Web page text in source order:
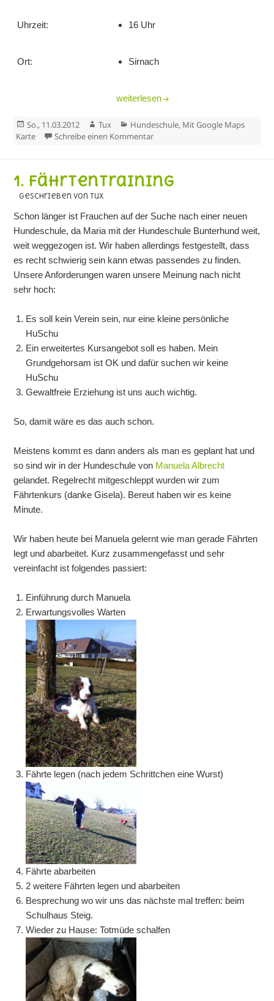
Uhrzeit: 16 Uhr
Ort: Sirnach
Fährtenprotokoll 002
weiterlesen
Veröffentlicht
am
So., 11.03.2012 Autor
Tux Kategorien
Hundeschule, Mit Google Maps
Karte
Schreibe einen Kommentarzu Fährtenprotokoll 002
1. Fährtentraining
geschrieben von Tux
Schon länger ist Frauchen auf der Suche nach einer neuen
Hundeschule, da Maria mit der Hundeschule Bunterhund weit,
weit weggezogen ist. Wir haben allerdings festgestellt, dass
es recht schwierig sein kann etwas passendes zu finden.
Unsere Anforderungen waren unsere Meinung nach nicht
sehr hoch:
Es soll kein Verein sein, nur eine kleine persönliche
HuSchu
Ein erweitertes Kursangebot soll es haben. Mein
Grundgehorsam ist OK und dafür suchen wir keine
HuSchu
Gewaltfreie Erziehung ist uns auch wichtig.
So, damit wäre es das auch schon.
Meistens kommt es dann anders als man es geplant hat und
so sind wir in der Hundeschule von Manuela Albrecht
gelandet. Regelrecht mitgeschleppt wurden wir zum
Fährtenkurs (danke Gisela). Bereut haben wir es keine
Minute.
Wir haben heute bei Manuela gelernt wie man gerade Fährten
legt und abarbeitet. Kurz zusammengefasst und sehr
vereinfacht ist folgendes passiert:
Einführung durch Manuela
Erwartungsvolles Warten
Fährte legen (nach jedem Schrittchen eine Wurst)
Fährte abarbeiten
2 weitere Fährten legen und abarbeiten
Besprechung wo wir uns das nächste mal treffen: beim
Schulhaus Steig.
Wieder zu Hause: Totmüde schalfen